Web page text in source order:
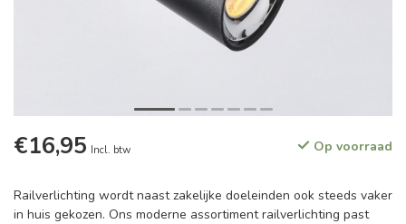
€16,95 Incl. btw Op voorraad
Railverlichting wordt naast zakelijke doeleinden ook steeds vaker
in huis gekozen. Ons moderne assortiment railverlichting past